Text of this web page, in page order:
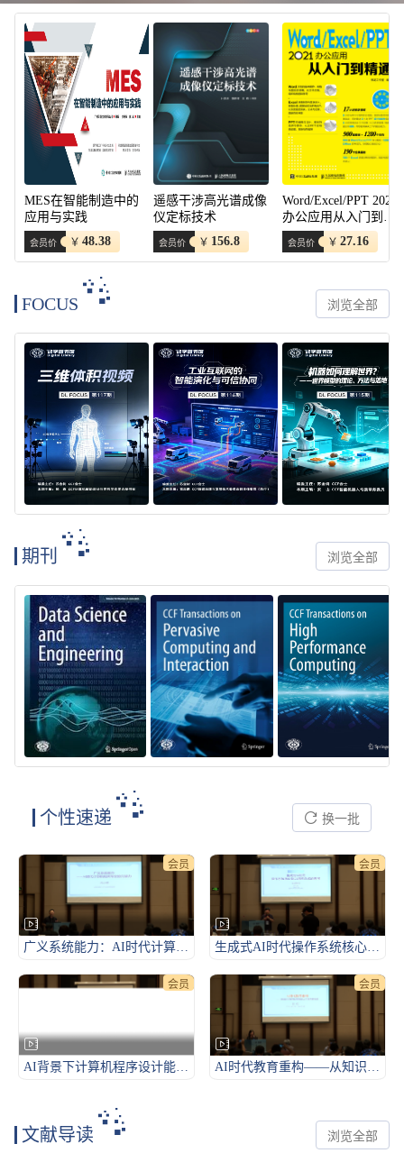
MES在智能制造中的
应用与实践
会员价 ￥ 48.38
遥感干涉高光谱成像
仪定标技术
会员价 ￥ 156.8
Word/Excel/PPT 2021
办公应用从入门到精
通
会员价 ￥ 27.16
FOCUS 浏览全部
期刊 浏览全部
个性速递 换一批
会员
广义系统能力：AI时代计算机相关专业的核心能力-2026CCF未来计算机教育峰会（FCES 2026）
会员
生成式AI时代操作系统核心能力培养方式的思考-2026CCF未来计算机教育峰会（FCES 2026）
会员
AI背景下计算机程序设计能力如何培养？-2026CCF未来计算机教育峰会（FCES 2026）
会员
AI时代教育重构——从知识分发到心智赋能的人才培养新范式-2026CCF未来计算机教育峰会（FCES 2026）
文献导读 浏览全部